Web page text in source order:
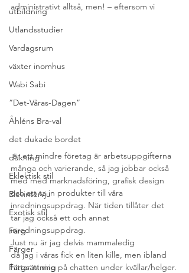
utbildning
Utlandsstudier
Vardagsrum
växter inomhus
Wabi Sabi
”Det-Våras-Dagen”
Åhléns Bra-val
det dukade bordet
dukning
Eklektisk stil
Elevintervju
Exotisk stil
Färg
Färger
Färgsättning
administrativt alltså, men! – eftersom vi
är ett mindre företag är arbetsuppgifterna
många och varierande, så jag jobbar också
med med marknadsföring, grafisk design
och att ta in produkter till våra
inredningsuppdrag. När tiden tillåter det
tar jag också ett och annat
inredningsuppdrag.
Just nu är jag delvis mammaledig
då jag i våras fick en liten kille, men ibland
hittar ni mig på chatten under kvällar/helger.